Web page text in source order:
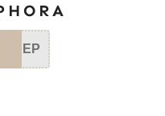
SEP